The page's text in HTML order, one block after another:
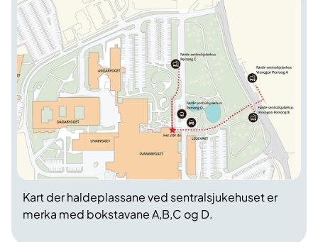
Kart der haldeplassane ved sentralsjukehuset er
merka med bokstavane A,B,C og D.